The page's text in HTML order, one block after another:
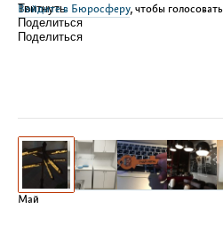
Войдите в Бюросферу, чтобы голосовать
Твитнуть
Поделиться
Поделиться
Май